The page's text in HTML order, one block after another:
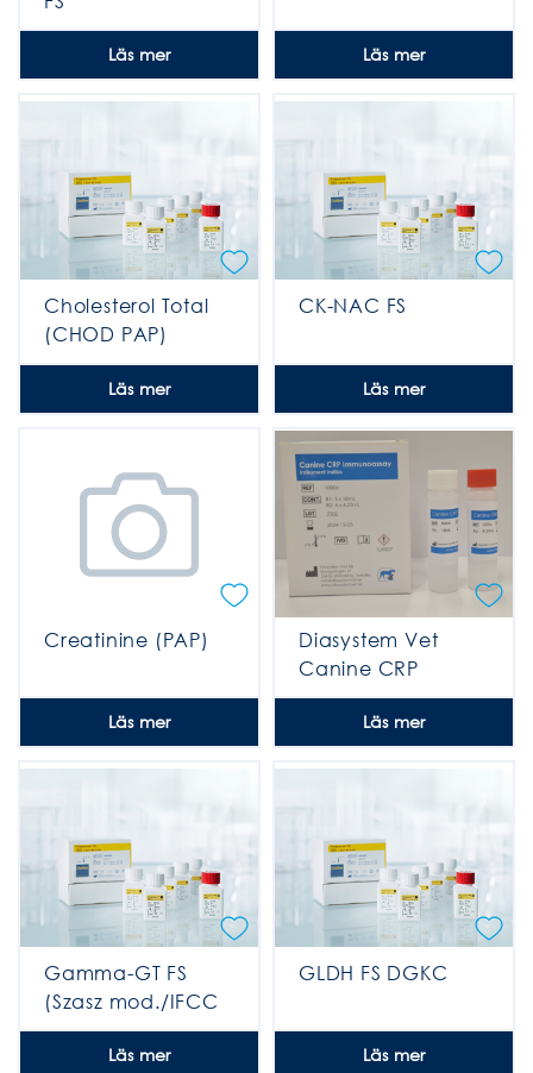
Läs mer Läs mer
Cholesterol Total
(CHOD PAP)
Läs mer
CK-NAC FS
Läs mer
Creatinine (PAP)
Läs mer
Diasystem Vet
Canine CRP
Immunoassay
(Indiko)Läs mer
Gamma-GT FS
(Szasz mod./IFCC
stand.)
Läs mer
GLDH FS DGKC
Läs mer